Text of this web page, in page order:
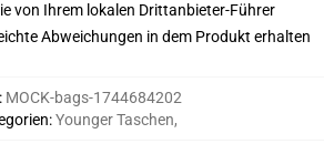
von Ihrem lokalen Drittanbieter-Führer
Abweichungen in dem Produkt erhalten
MOCK-bags-1744684202
:Younger Taschen,